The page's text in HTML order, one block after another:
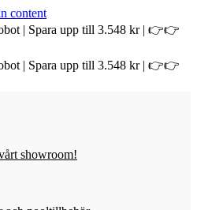
content
| Spara upp till 3.548 kr | 👉👉
| Spara upp till 3.548 kr | 👉👉
showroom!